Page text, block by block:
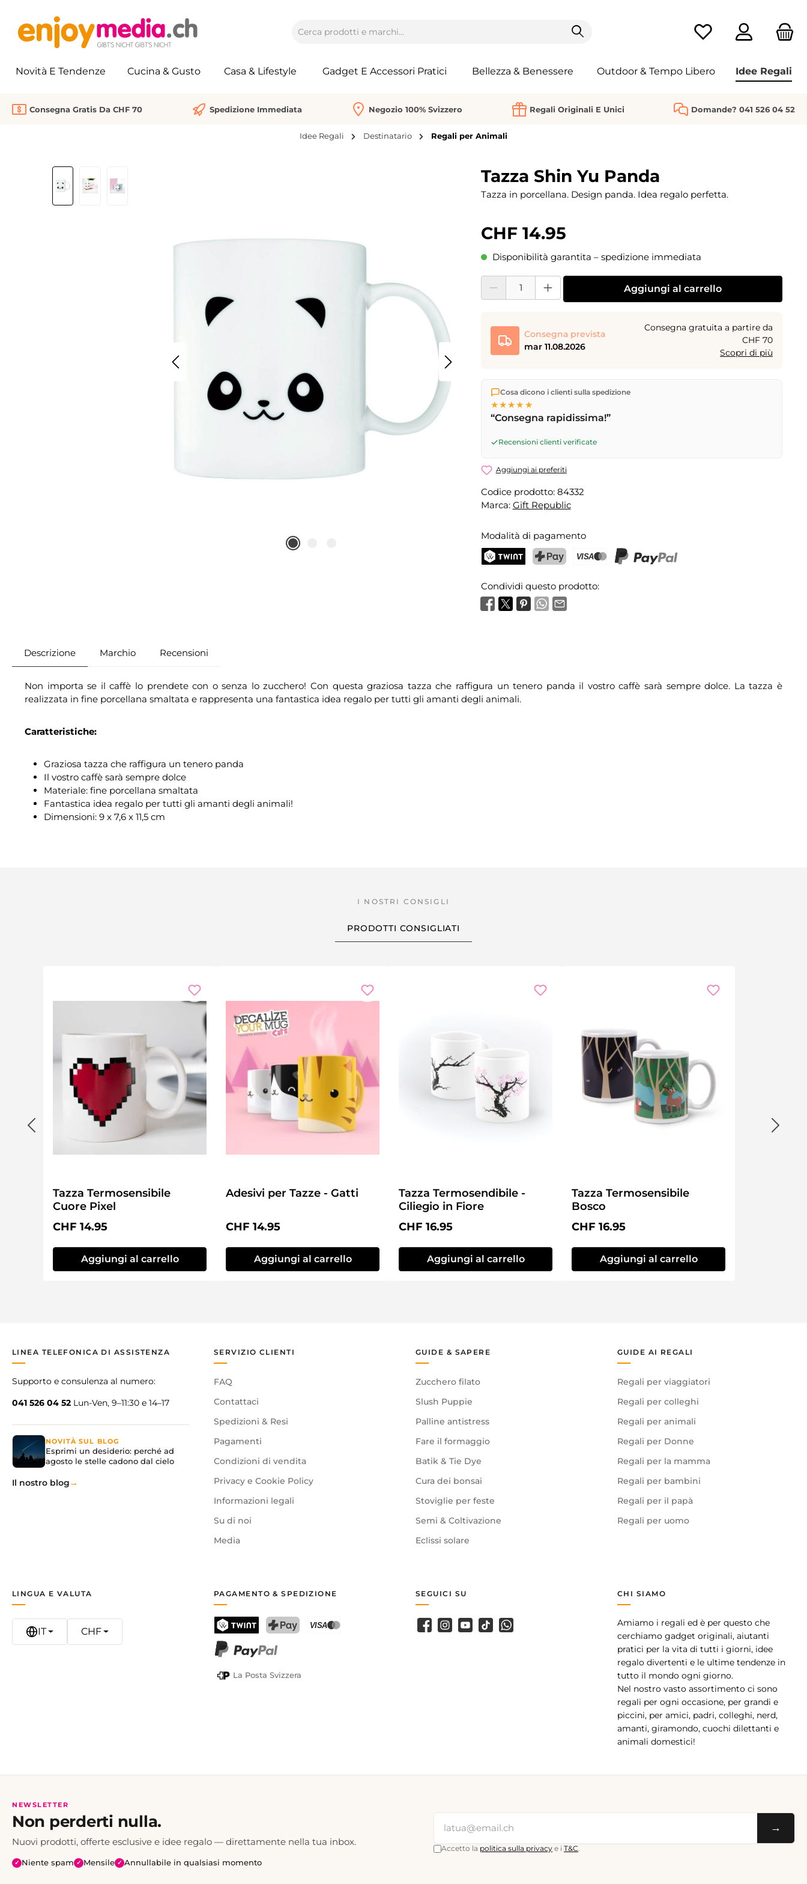
Hai 0 articoli nella
Novità E Tendenze Cucina & Gusto Casa & Lifestyle Gadget E Accessori Pratici Bellezza & Benessere Outdoor & Tempo Libero Idee Regali
Consegna Gratis Da CHF 70 Spedizione Immediata Negozio 100% Svizzero Regali Originali E Unici Domande? 041 526 04 52
Idee Regali Destinatario Regali per Animali
Salta la galleria di immagini Tazza Shin Yu Panda
Tazza in porcellana. Design panda. Idea regalo perfetta.
CHF 14.95
Disponibilità garantita – spedizione immediata
Quantità del prodotto: inserisci la quantità desiderata o usa i pulsanti per aumentare o
Aggiungi al carrello
Consegna prevista
mar 11.08.2026
Consegna gratuita a partire da
CHF 70
Scopri di più
Spediamo direttamente dal nostro magazzino a Kriens, in Svizzera.
Consegna gratuita
a partire da
17 (lun–ven) spediti in giornata – consegna il
successivotramite Posta Svizzera.
Cosa dicono i clienti sulla spedizione
★★★★★
“Consegna rapidissima!”
Recensioni clienti verificate
Aggiungi ai preferiti
Codice prodotto: 84332
Marca: Gift Republic
Modalità di pagamento
Condividi questo prodotto:
Descrizione Marchio Recensioni
Non importa se il caffè lo prendete con o senza lo zucchero! Con questa graziosa tazza che raffigura un tenero panda il vostro caffè sarà sempre dolce. La tazza è
realizzata in fine porcellana smaltata e rappresenta una fantastica idea regalo per tutti gli amanti degli animali.
Caratteristiche:
Graziosa tazza che raffigura un tenero panda
Il vostro caffè sarà sempre dolce
Materiale: fine porcellana smaltata
Fantastica idea regalo per tutti gli amanti degli animali!
Dimensioni: 9 x 7,6 x 11,5 cm
PRODOTTI CONSIGLIATI
Tazza Termosensibile
Cuore Pixel
Prezzo normale:
CHF 14.95
Aggiungi al carrello
Adesivi per Tazze - Gatti
Prezzo normale:
CHF 14.95
Aggiungi al carrello
Tazza Termosendibile -
Ciliegio in Fiore
Prezzo normale:
CHF 16.95
Aggiungi al carrello
Tazza Termosensibile
Bosco
Prezzo normale:
CHF 16.95
Aggiungi al carrello
LINEA TELEFONICA DI ASSISTENZA
Supporto e consulenza al numero:
041 526 04 52 Lun-Ven, 9–11:30 e 14–17
NOVITÀ SUL BLOG
Esprimi un desiderio: perché ad
agosto le stelle cadono dal cielo
Il nostro blog
SERVIZIO CLIENTI
FAQ
Contattaci
Spedizioni & Resi
Pagamenti
Condizioni di vendita
Privacy e Cookie Policy
Informazioni legali
Su di noi
Media
GUIDE & SAPERE
Zucchero filato
Slush Puppie
Palline antistress
Fare il formaggio
Batik & Tie Dye
Cura dei bonsai
Stoviglie per feste
Semi & Coltivazione
Eclissi solare
GUIDE AI REGALI
Regali per viaggiatori
Regali per colleghi
Regali per animali
Regali per Donne
Regali per la mamma
Regali per bambini
Regali per il papà
Regali per uomo
CHI SIAMO
Amiamo i regali ed è per questo che
cerchiamo gadget originali, aiutanti
pratici per la vita di tutti i giorni, idee
regalo divertenti e le ultime tendenze in
tutto il mondo ogni giorno.
Nel nostro vasto assortimento ci sono
regali per ogni occasione, per grandi e
piccini, per amici, padri, colleghi, nerd,
amanti, giramondo, cuochi dilettanti e
animali domestici!
PAGAMENTO & SPEDIZIONE
TWINT
La Posta Svizzera
LINGUA E VALUTA
IT CHF
SEGUICI SU
Facebook
Instagram
YoutubeTikTokWhatsApp
NEWSLETTER
Non perderti nulla.
Nuovi prodotti, offerte esclusive e idee regalo — direttamente nella tua inbox.
✓ Niente spam ✓ Mensile ✓ Annullabile in qualsiasi momento
→
Accetto la politica sulla privacy e iT&C